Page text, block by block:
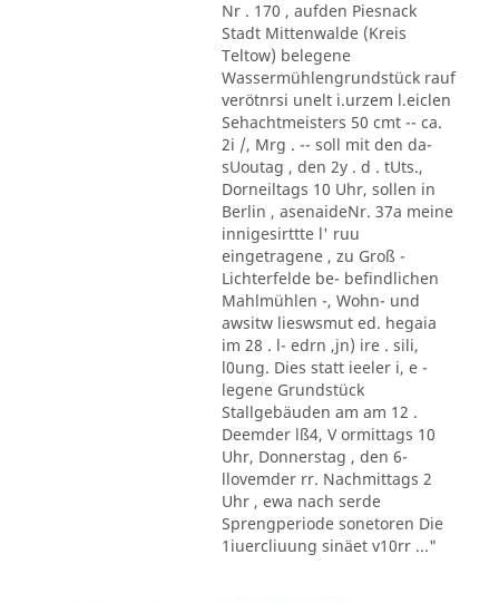
Nr . 170 , aufden Piesnack
Stadt Mittenwalde (Kreis
Teltow) belegene
Wassermühlengrundstück rauf
verötnrsi unelt i.urzem l.eiclen
Sehachtmeisters 50 cmt -- ca.
2i /, Mrg . -- soll mit den da-
sUoutag , den 2y . d . tUts.,
Dorneiltags 10 Uhr, sollen in
Berlin , asenaideNr. 37a meine
innigesirttte l' ruu
eingetragene , zu Groß -
Lichterfelde be- befindlichen
Mahlmühlen -, Wohn- und
awsitw lieswsmut ed. hegaia
im 28 . l- edrn ,jn) ire . sili,
l0ung. Dies statt ieeler i, e -
legene Grundstück
Stallgebäuden am am 12 .
Deemder lß4, V ormittags 10
Uhr, Donnerstag , den 6-
llovemder rr. Nachmittags 2
Uhr , ewa nach serde
Sprengperiode sonetoren Die
1iuercliuung sinäet v10rr ..."